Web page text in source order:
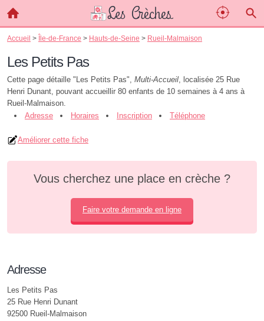
Accueil > Île-de-France > Hauts-de-Seine > Rueil-Malmaison
Les Petits Pas
Cette page détaille "Les Petits Pas", Multi-Accueil, localisée 25 Rue
Henri Dunant, pouvant accueillir 80 enfants de 10 semaines à 4 ans à
Rueil-Malmaison.
Adresse
Horaires Inscription Téléphone
Améliorer cette fiche
Vous cherchez une place en crèche ?
Faire votre demande en ligne
Adresse
Les Petits Pas
25 Rue Henri Dunant
92500 Rueil-Malmaison